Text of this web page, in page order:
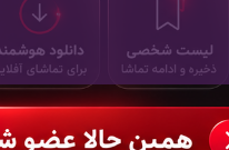
platforms with a high
لینکدین